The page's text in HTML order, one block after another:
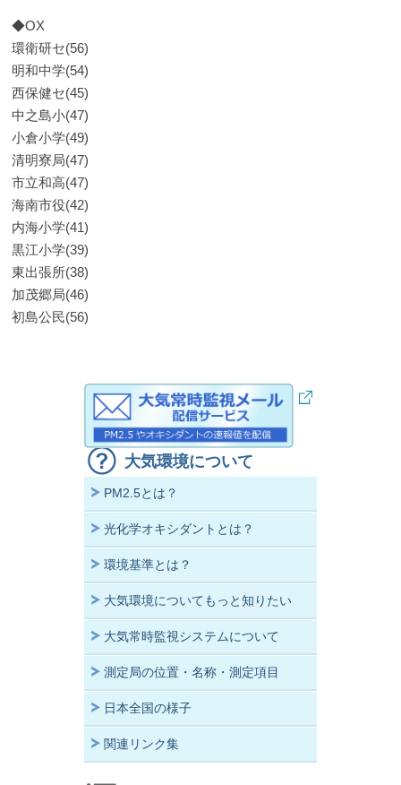
◆OX
環衛研セ(56)
明和中学(54)
西保健セ(45)
中之島小(47)
小倉小学(49)
清明寮局(47)
市立和高(47)
海南市役(42)
内海小学(41)
黒江小学(39)
東出張所(38)
加茂郷局(46)
初島公民(56)
大気環境について
PM2.5とは？
光化学オキシダントとは？
環境基準とは？
大気環境についてもっと知りたい
大気常時監視システムについて
測定局の位置・名称・測定項目
日本全国の様子
関連リンク集